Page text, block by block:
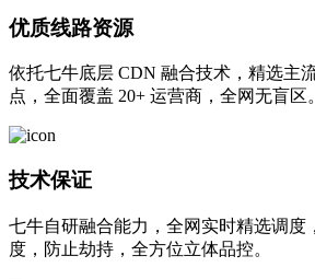
优质线路资源
依托七牛底层 CDN 融合技术，精选主
点，全面覆盖 20+ 运营商，全网无盲区。
技术保证
七牛自研融合能力，全网实时精选调度
度，防止劫持，全方位立体品控。